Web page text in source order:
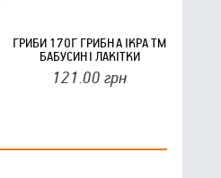
ГРИБИ 170Г ГРИБНА ІКРА ТМ
БАБУСИНІ ЛАКІТКИ
121.00 грн